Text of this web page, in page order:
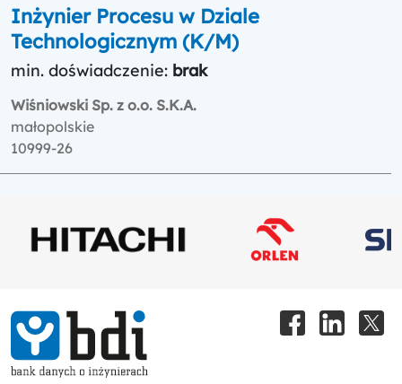
Inżynier Procesu w Dziale
Technologicznym (K/M)
min. doświadczenie: brak
Wiśniowski Sp. z o.o. S.K.A.
małopolskie
10999-26